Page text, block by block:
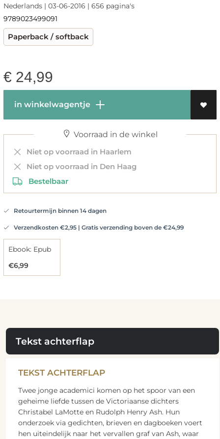
Nederlands | 03-06-2016 | 656 pagina's
9789023499091
Paperback / softback
€ 24,99
in winkelwagentje
Voorraad in de winkel
Niet op voorraad in Haarlem
Niet op voorraad in Den Haag
Bestelbaar
Retourtermijn binnen 14 dagen
Verzendkosten €2,95 | Gratis verzending boven de €24,99
Ebook: Epub
€6,99
Tekst achterflap
TEKST ACHTERFLAP
Twee jonge academici komen op het spoor van een
geheime liefde tussen de Victoriaanse dichters
Christabel LaMotte en Rudolph Henry Ash. Hun
onderzoek via gedichten, brieven en dagboeken voert
hen uiteindelijk naar het vervallen graf van Ash, waar